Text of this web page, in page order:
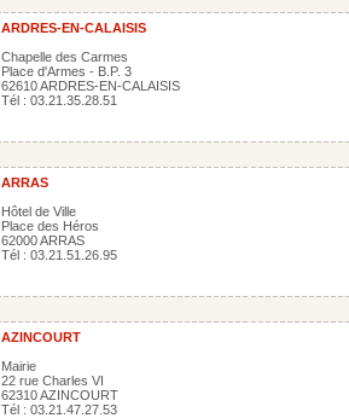
ARDRES-EN-CALAISIS
Chapelle des Carmes
Place d'Armes - B.P. 3
62610 ARDRES-EN-CALAISIS
Tél : 03.21.35.28.51
ARRAS
Hôtel de Ville
Place des Héros
62000 ARRAS
Tél : 03.21.51.26.95
AZINCOURT
Mairie
22 rue Charles VI
62310 AZINCOURT
Tél : 03.21.47.27.53